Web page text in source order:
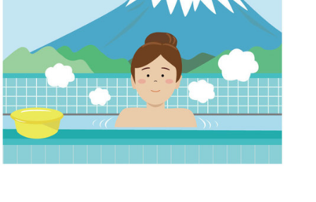
TOPICS
MIKIMOTO
BRIDAL
PRIVACY POLICY
WEB予約する
電話予約